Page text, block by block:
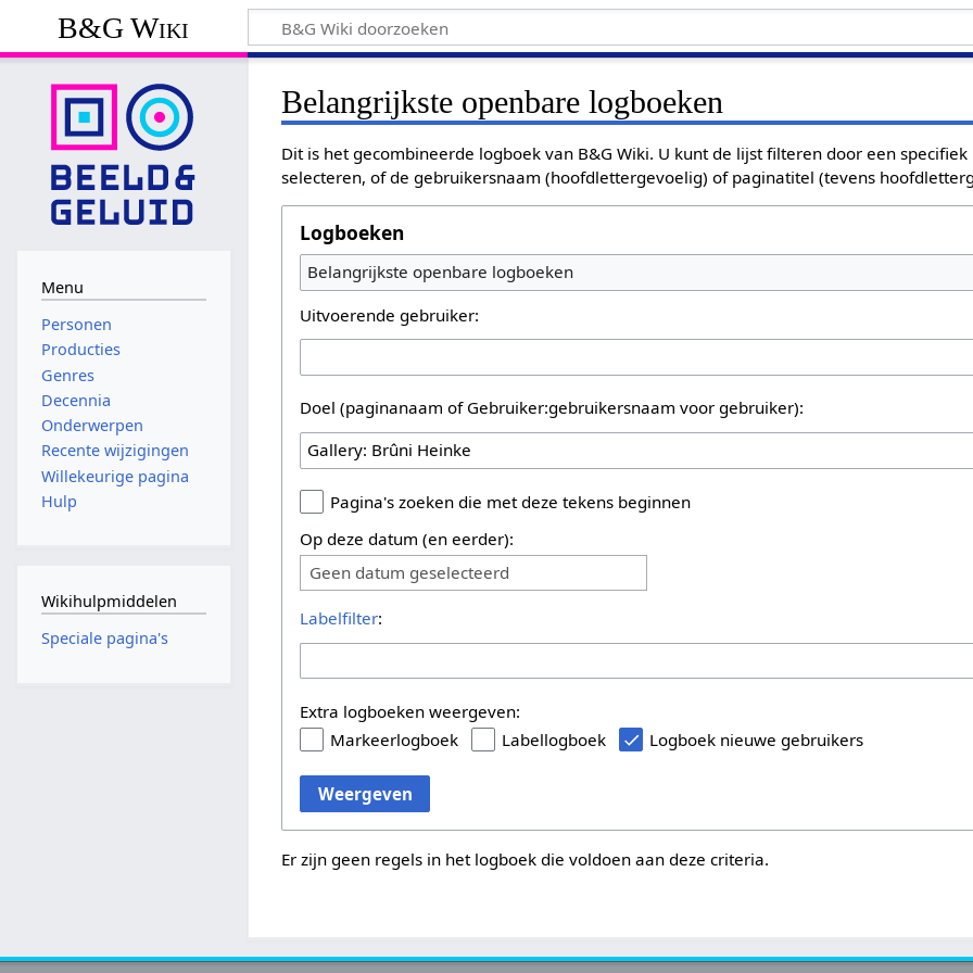
B&G Wiki
Belangrijkste openbare logboeken
Dit is het gecombineerde logboek van B&G Wiki. U kunt de lijst filteren door een
selecteren, of de gebruikersnaam (hoofdlettergevoelig) of paginatitel (tevens
Logboeken
Belangrijkste openbare logboeken
Uitvoerende gebruiker:
Doel (paginanaam of Gebruiker:gebruikersnaam voor gebruiker):
Pagina's zoeken die met deze tekens beginnen
Op deze datum (en eerder):
Geen datum geselecteerd
Labelfilter:
Extra logboeken weergeven:
Markeerlogboek
Labellogboek Logboek nieuwe gebruikers
Weergeven
Er zijn geen regels in het logboek die voldoen aan deze criteria.
Menu
Personen
Producties
Genres
Decennia
Onderwerpen
Recente wijzigingen
Willekeurige pagina
Hulp
Wikihulpmiddelen
Speciale pagina's